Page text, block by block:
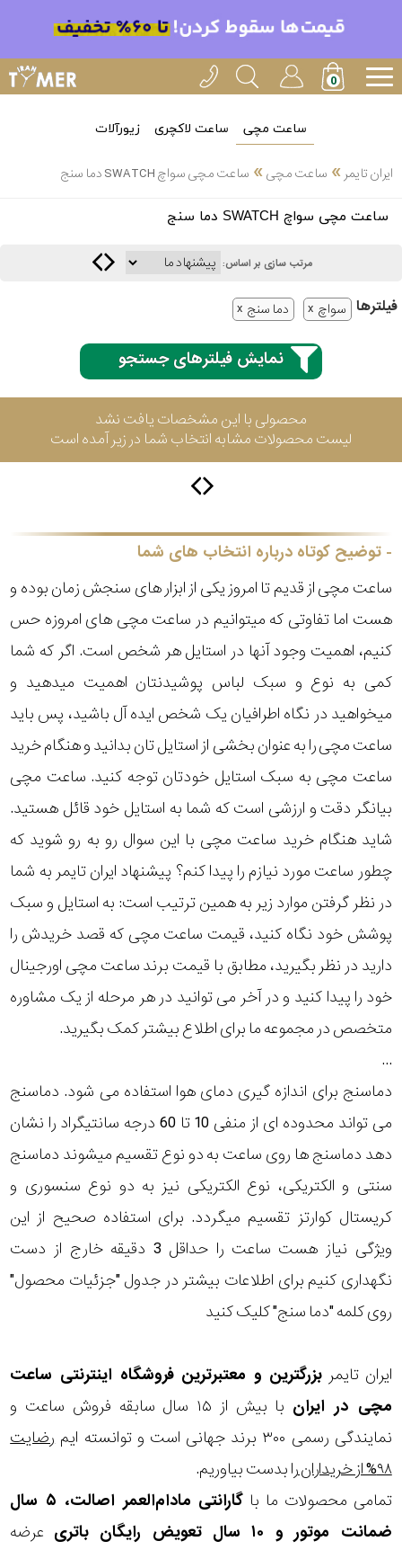
ساعت مچی ساعت لاکچری زیورآلات
ایران تایمر » ساعت مچی» ساعت مچی سواچ SWATCH دما سنج
ساعت مچی سواچ SWATCH دما سنج
مرتب سازی بر اساس:
فیلتر‌ها سواچ دما سنج
نمایش فیلترهای جستجو
محصولی با این مشخصات یافت نشد
لیست محصولات مشابه انتخاب شما در زیر آمده است
توضیح کوتاه درباره انتخاب های شما
ساعت مچی از قدیم تا امروز یکی از ابزار های سنجش زمان بوده و
هست اما تفاوتی که میتوانیم در ساعت مچی های امروزه حس
کنیم، اهمیت وجود آنها در استایل هر شخص است. اگر که شما
کمی به نوع و سبک لباس پوشیدنتان اهمیت میدهید و
میخواهید در نگاه اطرافیان یک شخص ایده آل باشید، پس باید
ساعت مچی را به عنوان بخشی از استایل تان بدانید و هنگام خرید
ساعت مچی به سبک استایل خودتان توجه کنید. ساعت مچی
بیانگر دقت و ارزشی است که شما به استایل خود قائل هستید.
شاید هنگام خرید ساعت مچی با این سوال رو به رو شوید که
چطور ساعت مورد نیازم را پیدا کنم؟ پیشنهاد ایران تایمر به شما
در نظر گرفتن موارد زیر به همین ترتیب است: به استایل و سبک
پوشش خود نگاه کنید، قیمت ساعت مچی که قصد خریدش را
دارید در نظر بگیرید، مطابق با قیمت برند ساعت مچی اورجینال
خود را پیدا کنید و در آخر می توانید در هر مرحله از یک مشاوره
متخصص در مجموعه ما برای اطلاع بیشتر کمک بگیرید.
...
دماسنج برای اندازه گیری دمای هوا استفاده می شود. دماسنج
می تواند محدوده ای از منفی 10 تا 60 درجه سانتیگراد را نشان
دهد دماسنج ها روی ساعت به دو نوع تقسیم میشوند دماسنج
سنتی و الکتریکی، نوع الکتریکی نیز به دو نوع سنسوری و
کریستال کوارتز تقسیم میگردد. برای استفاده صحیح از این
ویژگی نیاز هست ساعت را حداقل 3 دقیقه خارج از دست
نگهداری کنیم برای اطلاعات بیشتر در جدول "جزئیات محصول"
روی کلمه "دما سنج" کلیک کنید
ایران تایمر بزرگترین و معتبرترین فروشگاه اینترنتی ساعت
مچی در ایران
با بیش از ۱۵ سال سابقه فروش ساعت و
نمایندگی رسمی ۳۰۰ برند جهانی است و توانسته ایم
رضایت
۹۸% از خریداران
را بدست بیاوریم.
تمامی محصولات ما با
گارانتی مادام‌العمر اصالت، ۵ سال
ضمانت موتور و ۱۰ سال تعویض رایگان باتری
عرضه
انتخاب
بین 3
3
سیکو
سیتیزن
اورینت
پیلار
لیکوپر
آدیداس
متی
سواچ
نمایش
جنسیت
استایل
محدوده
عرض
طرح
بند
طرح
صفحه
برابر
آب
قاب
ویژگی
دما
سنج
نمایش
بیشتر...